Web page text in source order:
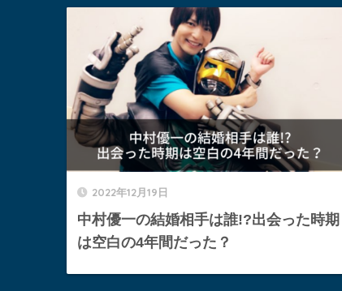
2022年12月19日
中村優一の結婚相手は誰!?出会った時期
は空白の4年間だった？